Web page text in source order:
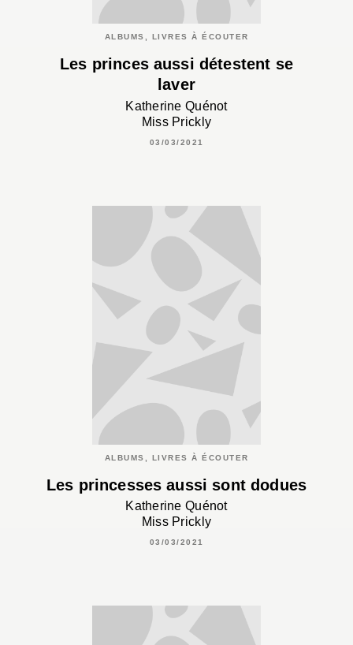
ALBUMS, LIVRES À ÉCOUTER
Les princes aussi détestent se
laver
Katherine Quénot
Miss Prickly
03/03/2021
ALBUMS, LIVRES À ÉCOUTER
Les princesses aussi sont dodues
Katherine Quénot
Miss Prickly
03/03/2021